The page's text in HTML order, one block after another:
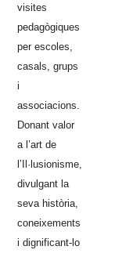
visites
pedagògiques
per escoles,
casals, grups
i
associacions.
Donant valor
a l’art de
l’Il·lusionisme,
divulgant la
seva història,
coneixements
i dignificant-lo